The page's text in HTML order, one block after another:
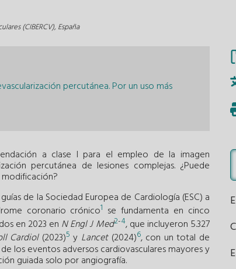
(CIBERCV), España
percutánea. Por un uso más
a clase I para el empleo de la imagen
percutánea de lesiones complejas. ¿Puede
de la Sociedad Europea de Cardiología (ESC) a
coronario crónico1 se fundamenta en cinco
en 2023 en N Engl J Med2-4, que incluyeron 5.327
Cardiol(2023)5 y Lancet(2024)6, con un total de
los eventos adversos cardiovasculares mayores y
guiada solo por angiografía.